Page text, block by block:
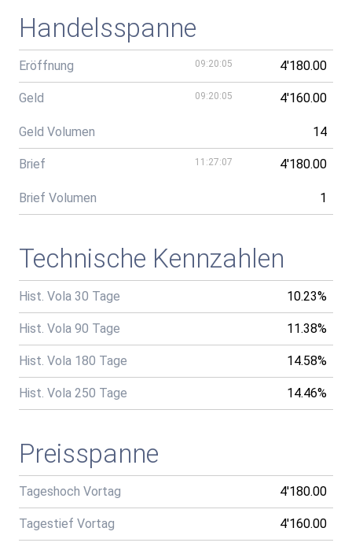
Handelsspanne
Eröffnung 09:20:05 4'180.00
Geld 09:20:05 4'160.00
Geld Volumen 14
Brief 11:27:07 4'180.00
Brief Volumen 1
Technische Kennzahlen
Hist. Vola 30 Tage 10.23%
Hist. Vola 90 Tage 11.38%
Hist. Vola 180 Tage 14.58%
Hist. Vola 250 Tage 14.46%
Preisspanne
Tageshoch Vortag 4'180.00
Tagestief Vortag 4'160.00